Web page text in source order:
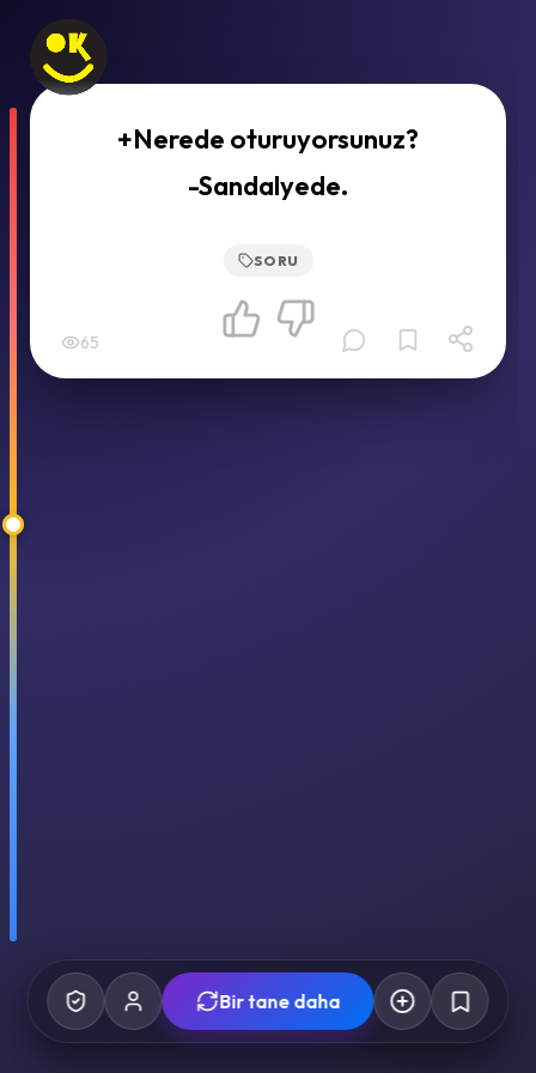
+Nerede oturuyorsunuz?
-Sandalyede.
SORU
65
Bir tane daha